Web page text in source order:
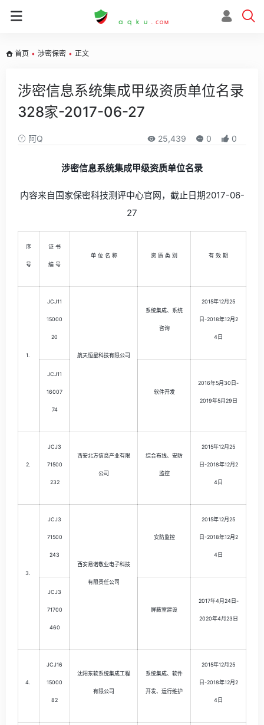
首页 • 涉密保密 • 正文
涉密信息系统集成甲级资质单位名录
328家-2017-06-27
阿Q 25,439 0 0
涉密信息系统集成甲级资质单位名录
内容来自国家保密科技测评中心官网，截止日期2017-06-
27
序
号
证 书
编 号
单 位 名 称 资 质 类 别 有 效 期
1.
JCJ11
15000
20
航天恒星科技有限公司
系统集成、系统
咨询
2015年12月25
日-2018年12月2
4日
JCJ11
16007
74
软件开发
2016年5月30日-
2019年5月29日
2.
JCJ3
71500
232
西安北方信息产业有限
公司
综合布线、安防
监控
2015年12月25
日-2018年12月2
4日
3.
JCJ3
71500
243
西安易诺敬业电子科技
有限责任公司
安防监控
2015年12月25
日-2018年12月2
4日
JCJ3
71700
460
屏蔽室建设
2017年4月24日-
2020年4月23日
4.
JCJ16
15000
82
沈阳东软系统集成工程
有限公司
系统集成、软件
开发、运行维护
2015年12月25
日-2018年12月2
4日